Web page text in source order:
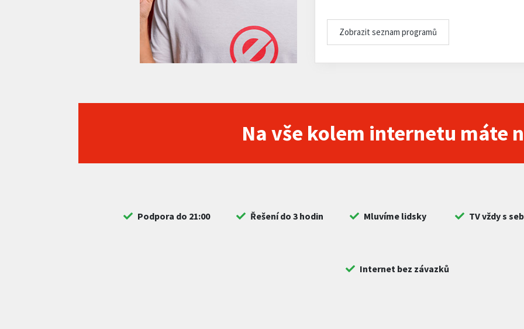
Zobrazit seznam programů
Na vše kolem internetu máte
Podpora do 21:00 Řešení do 3 hodin Mluvíme lidsky TV vždy s
Internet bez závazků